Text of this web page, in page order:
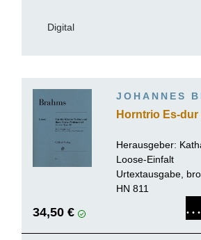
Digital
JOHANNES
Horntrio Es-dur
Herausgeber:
Loose-Einfalt
Urtextausgabe,
HN 811
34,50 €